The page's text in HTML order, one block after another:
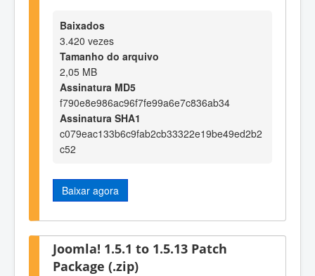
Baixados
3.420 vezes
Tamanho do arquivo
2,05 MB
Assinatura MD5
f790e8e986ac96f7fe99a6e7c836ab34
Assinatura SHA1
c079eac133b6c9fab2cb33322e19be49ed2b2
c52
Baixar agora
Joomla! 1.5.1 to 1.5.13 Patch
Package (.zip)